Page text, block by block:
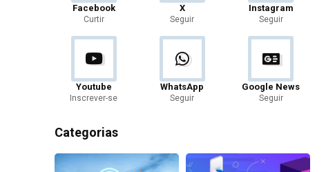
Facebook
Curtir
X
Seguir
Instagram
Seguir
Youtube
Inscrever-se
WhatsApp
Seguir
Google News
Seguir
Categorias